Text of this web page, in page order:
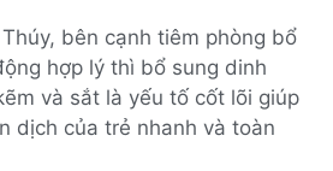
bên cạnh tiêm phòng bổ
hợp lý thì bổ sung dinh
và sắt là yếu tố cốt lõi giúp
dịch của trẻ nhanh và toàn